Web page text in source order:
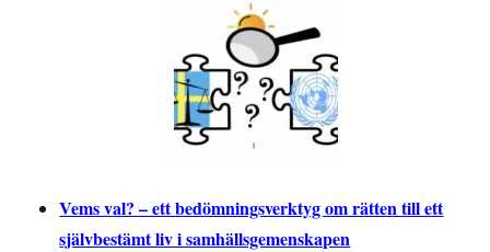
Vems val? – ett bedömningsverktyg om rätten till ett
självbestämt liv i samhällsgemenskapen